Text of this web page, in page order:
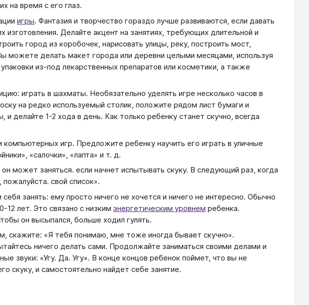
на время с его глаз.
игры. Фантазия и творчество гораздо лучше развиваются, если давать
изготовления. Делайте акцент на занятиях, требующих длительной и
город из коробочек, нарисовать улицы, реку, построить мост,
можете делать макет города или деревни целыми месяцами, используя
из-под лекарственных препаратов или косметики, а также
играть в шахматы. Необязательно уделять игре несколько часов в
на редко используемый столик, положите рядом лист бумаги и
делайте 1-2 хода в день. Как только ребенку станет скучно, всегда
игр. Предложите ребенку научить его играть в уличные
«салочки», «лапта» и т. д.
может заняться. если начнет испытывать скуку. В следующий раз, когда
свой список».
занять: ему просто ничего не хочется и ничего не интересно. Обычно
12 лет. Это связано с низким энергетическим уровнем ребенка.
он высыпался, больше ходил гулять.
скажите: «Я тебя понимаю, мне тоже иногда бывает скучно».
ничего делать сами. Продолжайте заниматься своими делами и
звуки: «Угу. Да. Угу». В конце концов ребенок поймет, что вы не
скуку, и самостоятельно найдет себе занятие.